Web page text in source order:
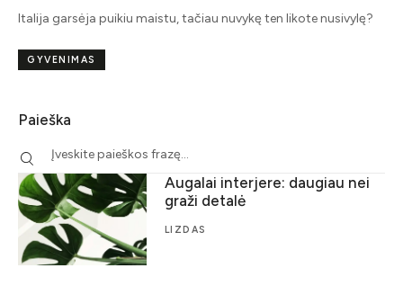
Italija garsėja puikiu maistu, tačiau nuvykę ten likote nusivylę?
GYVENIMAS
Paieška
Augalai interjere: daugiau nei
graži detalė
LIZDAS